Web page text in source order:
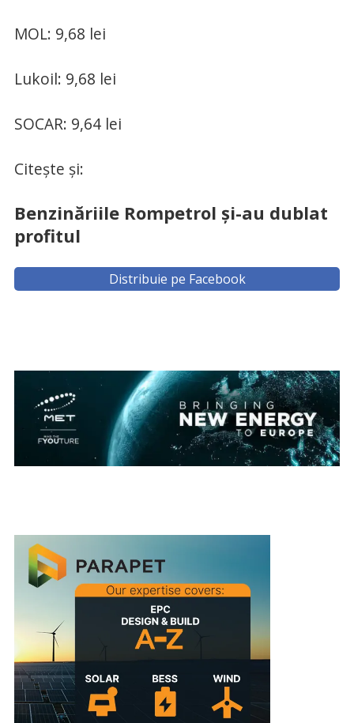
MOL: 9,68 lei
Lukoil: 9,68 lei
SOCAR: 9,64 lei
Citește și:
Benzinăriile Rompetrol și-au dublat
profitul
Distribuie pe Facebook